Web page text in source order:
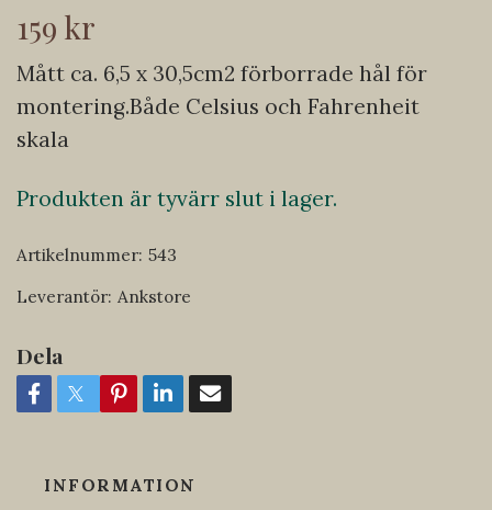
159 kr
Mått ca. 6,5 x 30,5cm2 förborrade hål för
montering.Både Celsius och Fahrenheit
skala
Produkten är tyvärr slut i lager.
Artikelnummer: 543
Leverantör: Ankstore
Dela
INFORMATION